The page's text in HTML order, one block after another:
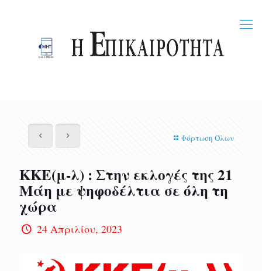
Φόρτωση Όλων
ΚΚΕ(μ-λ) : Στην εκλογές της 21
Μάη με ψηφοδέλτια σε όλη τη
χώρα
24 Απριλίου, 2023